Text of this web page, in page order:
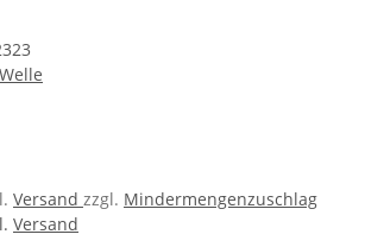
Versand zzgl. Mindermengenzuschlag
Versand